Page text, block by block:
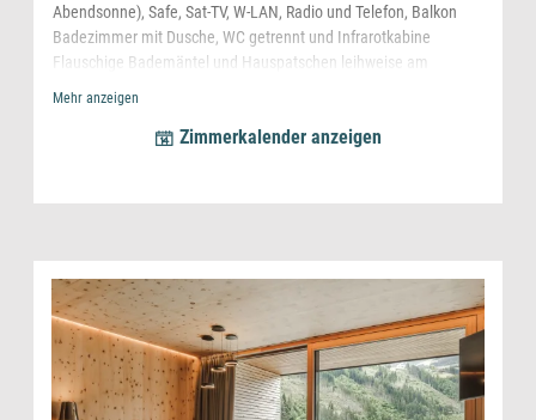
Abendsonne), Safe, Sat-TV, W-LAN, Radio und Telefon, Balkon
Badezimmer mit Dusche, WC getrennt und Infrarotkabine
Flauschige Bademäntel und Hauspatschen leihweise am
Mehr anzeigen
Zimmerkalender anzeigen